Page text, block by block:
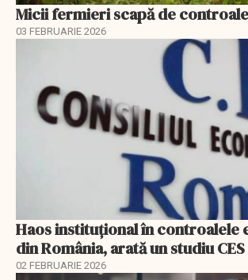
Micii fermieri scapă de
03 FEBRUARIE 2026
Haos instituțional în controalele
din România, arată un studiu CES
02 FEBRUARIE 2026